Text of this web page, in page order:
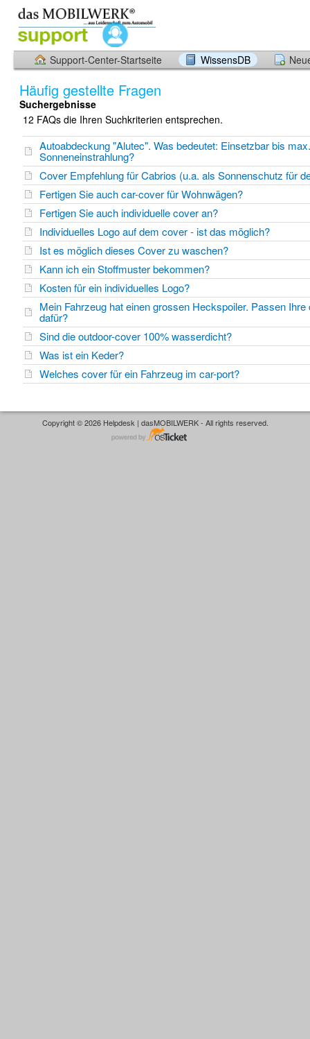
Support-Center-Startseite WissensDB
Häufig gestellte Fragen
Suchergebnisse
12 FAQs die Ihren Suchkriterien entsprechen.
Autoabdeckung "Alutec". Was bedeutet: Einsetzbar bis
Sonneneinstrahlung?
Cover Empfehlung für Cabrios (u.a. als Sonnenschutz für
Fertigen Sie auch car-cover für Wohnwägen?
Fertigen Sie auch individuelle cover an?
Individuelles Logo auf dem cover - ist das möglich?
Ist es möglich dieses Cover zu waschen?
Kann ich ein Stoffmuster bekommen?
Kosten für ein individuelles Logo?
Mein Fahrzeug hat einen grossen Heckspoiler. Passen
dafür?
Sind die outdoor-cover 100% wasserdicht?
Was ist ein Keder?
Welches cover für ein Fahrzeug im car-port?
Copyright © 2026 Helpdesk | dasMOBILWERK - All rights reserved.